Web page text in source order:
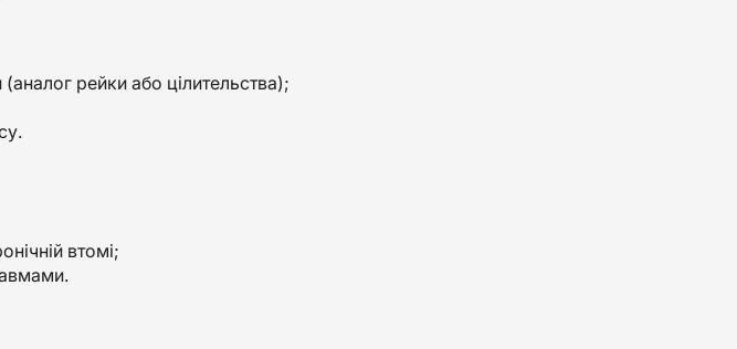
рейки або цілительства);
втомі;